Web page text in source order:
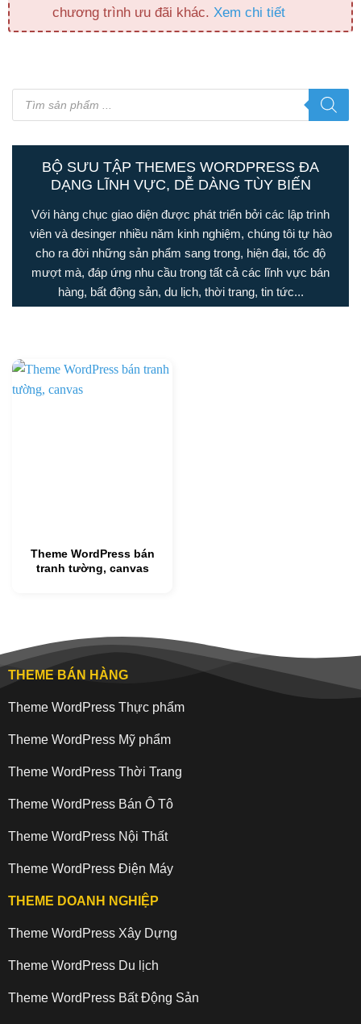
chương trình ưu đãi khác. Xem chi tiết
Tìm
kiếm
sản
BỘ SƯU TẬP THEMES WORDPRESS ĐA
DẠNG LĨNH VỰC, DỄ DÀNG TÙY BIẾN
Với hàng chục giao diện được phát triển bởi các lập trình
viên và desinger nhiều năm kinh nghiệm, chúng tôi tự hào
cho ra đời những sản phẩm sang trong, hiện đại, tốc độ
mượt mà, đáp ứng nhu cầu trong tất cả các lĩnh vực bán
hàng, bất động sản, du lịch, thời trang, tin tức...
Theme WordPress bán
tranh tường, canvas
THEME BÁN HÀNG
Theme WordPress Thực phẩm
Theme WordPress Mỹ phẩm
Theme WordPress Thời Trang
Theme WordPress Bán Ô Tô
Theme WordPress Nội Thất
Theme WordPress Điện Máy
THEME DOANH NGHIỆP
Theme WordPress Xây Dựng
Theme WordPress Du lịch
Theme WordPress Bất Động Sản